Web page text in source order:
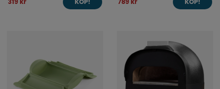
319 kr KÖP! 789 kr KÖP!